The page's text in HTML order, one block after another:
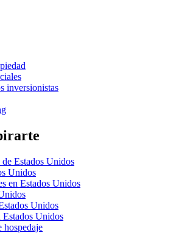
inversionistas
Estados Unidos
Unidos
en Estados Unidos
Unidos
Estados Unidos
hospedaje